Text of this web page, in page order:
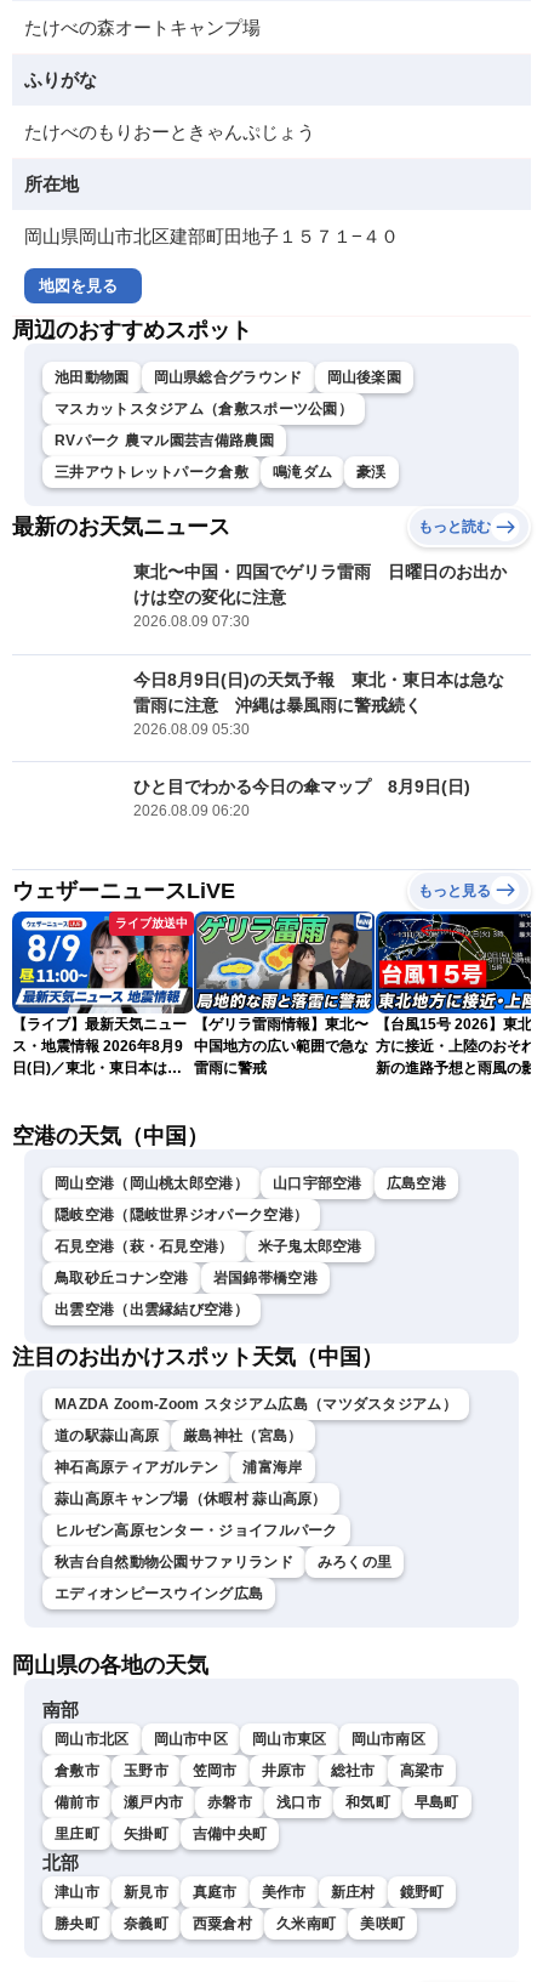
たけべの森オートキャンプ場
ふりがな
たけべのもりおーときゃんぷじょう
所在地
岡山県岡山市北区建部町田地子１５７１−４０
地図を見る
周辺のおすすめスポット
池田動物園 岡山県総合グラウンド
岡山後楽園
マスカットスタジアム（倉敷スポーツ公園）
RVパーク 農マル園芸吉備路農園
三井アウトレットパーク倉敷
鳴滝ダム 豪渓
最新のお天気ニュース もっと読む
東北〜中国・四国でゲリラ雷雨 日曜日のお出か
けは空の変化に注意
2026.08.09 07:30
今日8月9日(日)の天気予報 東北・東日本は急な
雷雨に注意 沖縄は暴風雨に警戒続く
2026.08.09 05:30
ひと目でわかる今日の傘マップ 8月9日(日)
2026.08.09 06:20
ウェザーニュースLiVE もっと見る
ライブ放送中
【ライブ】最新天気ニュー
ス・地震情報 2026年8月9
日(日)／東北・東日本は急
ム・青原桃香／山口剛央〉
【ゲリラ雷雨情報】東北〜
中国地方の広い範囲で急な
雷雨に警戒
【台風15号 2026】東北
方に接近・上陸のおそれ
新の進路予想と雨風の影
空港の天気（中国）
岡山空港（岡山桃太郎空港） 山口宇部空港
広島空港
隠岐空港（隠岐世界ジオパーク空港）
石見空港（萩・石見空港）
米子鬼太郎空港
鳥取砂丘コナン空港
岩国錦帯橋空港
出雲空港（出雲縁結び空港）
注目のお出かけスポット天気（中国）
MAZDA Zoom-Zoom スタジアム広島（マツダスタジアム）
道の駅蒜山高原
厳島神社（宮島）
神石高原ティアガルテン
浦富海岸
蒜山高原キャンプ場（休暇村 蒜山高原）
ヒルゼン高原センター・ジョイフルパーク
秋吉台自然動物公園サファリランド
みろくの里
エディオンピースウイング広島
岡山県の各地の天気
南部
岡山市北区 岡山市中区 岡山市東区
岡山市南区
倉敷市
玉野市 笠岡市 井原市 総社市
高梁市
備前市
瀬戸内市 赤磐市 浅口市 和気町
早島町
里庄町
矢掛町 吉備中央町
北部
津山市 新見市 真庭市 美作市 新庄村
鏡野町
勝央町
奈義町 西粟倉村 久米南町 美咲町